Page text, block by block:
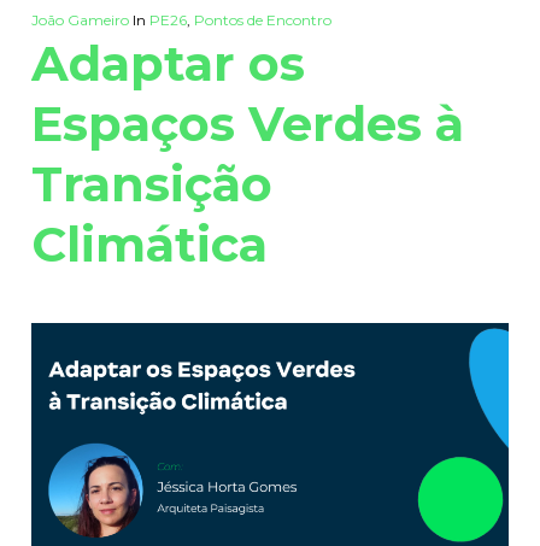
João Gameiro In PE26, Pontos de Encontro
Adaptar os
Espaços Verdes à
Transição
Climática